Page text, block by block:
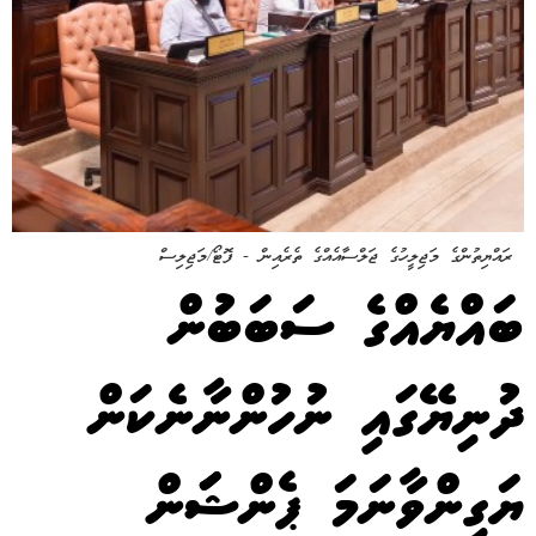
ރައްޔިތުންގެ މަޖިލީހުގެ ޖަލްސާއެއްގެ ތެރެއިން - ފޮޓޯ/މަޖިލިސް
ބައްޔެއްގެ ސަބަބުން
ދުނިޔޭގައި ނުހުންނާނެކަން
ޔަގީންވާނަމަ ޕެންޝަަން